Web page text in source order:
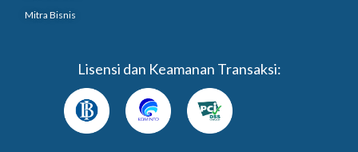
Mitra Bisnis
Lisensi dan Keamanan Transaksi: